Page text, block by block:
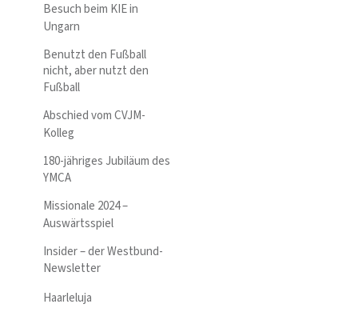
Besuch beim KIE in
Ungarn
Benutzt den Fußball
nicht, aber nutzt den
Fußball
Abschied vom CVJM-
Kolleg
180-jähriges Jubiläum des
YMCA
Missionale 2024 –
Auswärtsspiel
Insider – der Westbund-
Newsletter
Haarleluja